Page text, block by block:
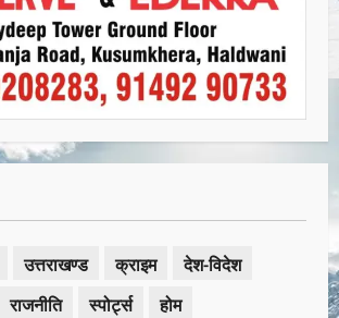
उत्तराखण्ड क्राइम
देश-विदेश
राजनीति स्पोर्ट्स होम